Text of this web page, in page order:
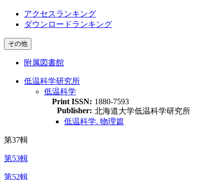
アクセスランキング
ダウンロードランキング
その他
附属図書館
低温科学研究所
低温科学
Print ISSN: 1880-7593
Publisher: 北海道大学低温科学研究所
低温科学. 物理篇
第37輯
第53輯
第52輯